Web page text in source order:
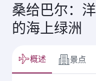
桑给巴尔：
的海上绿洲
概述 景点